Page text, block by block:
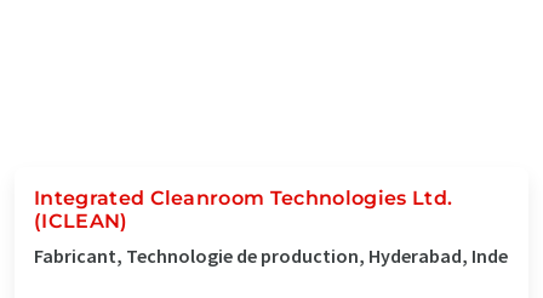
Integrated Cleanroom Technologies Ltd.
(ICLEAN)
Fabricant, Technologie de production, Hyderabad, Inde